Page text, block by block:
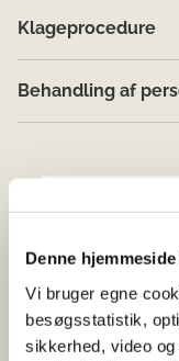
Denne
Vi bruger egne
besøgsstatistik,
sikkerhed, video
Klageprocedure
Behandling af